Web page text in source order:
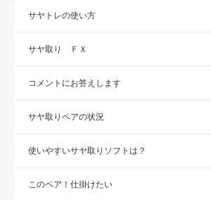
サヤトレの使い方
サヤ取り ＦＸ
コメントにお答えします
サヤ取りペアの状況
使いやすいサヤ取りソフトは？
このペア！仕掛けたい